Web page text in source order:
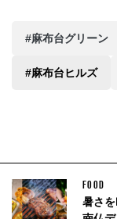
FOOD
暑さ
#麻布台グリーン
#麻布台ヒルズ